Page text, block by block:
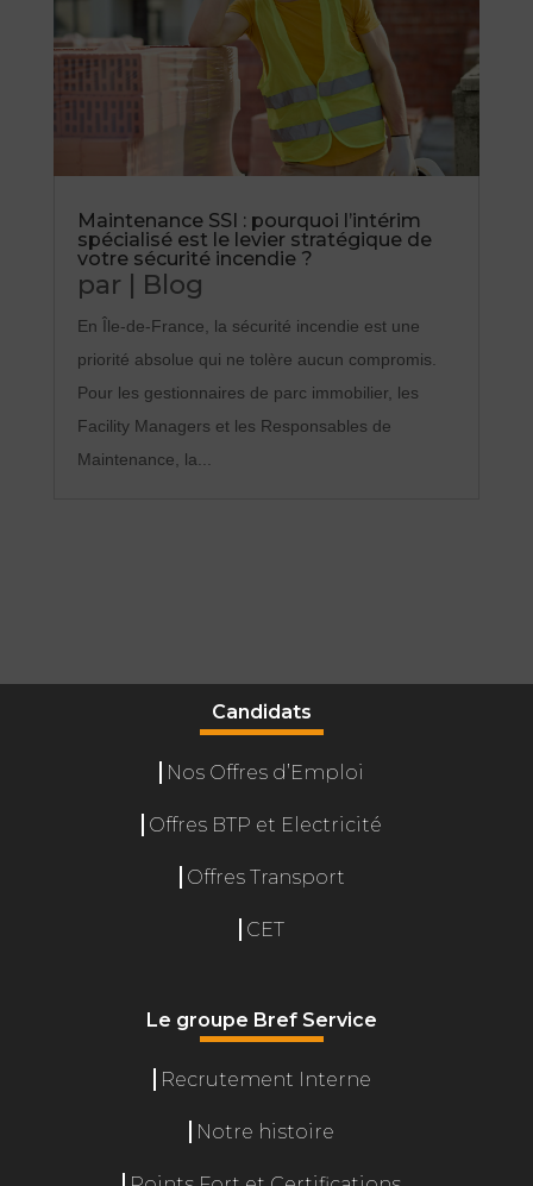
profils d'internautes afin d'envoyer des publicités personnalisées,
Maintenance SSI : pourquoi l’intérim
spécialisé est le levier stratégique de
votre sécurité incendie ?
par | Blog
En Île-de-France, la sécurité incendie est une
priorité absolue qui ne tolère aucun compromis.
Pour les gestionnaires de parc immobilier, les
Facility Managers et les Responsables de
Maintenance, la...
Candidats
Nos Offres d’Emploi
Offres BTP et Electricité
Offres Transport
CET
Le groupe Bref Service
Recrutement Interne
Notre histoire